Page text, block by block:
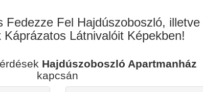
Fedezze Fel Hajdúszoboszló, illetve
Káprázatos Látnivalóit Képekben!
Hajdúszoboszló Apartmanház
kapcsán